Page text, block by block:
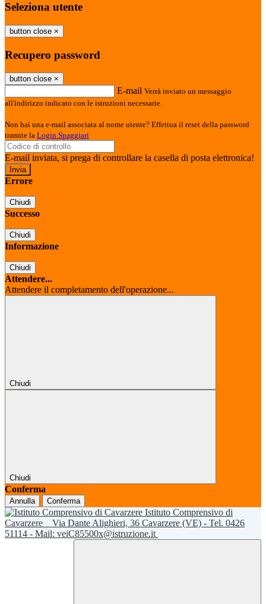
Seleziona utente
button close ×
Recupero password
button close ×
E-mail Verrà inviato un messaggio
all'indirizzo indicato con le istruzioni necessarie.
Non hai una e-mail associata al nome utente? Effettua il reset della password
tramite la Login Spaggiari
E-mail inviata, si prega di controllare la casella di posta elettronica!
Errore
Chiudi
Successo
Chiudi
Informazione
Chiudi
Attendere...
Attendere il completamento dell'operazione...
Chiudi
Chiudi
Conferma
Annulla Conferma
Istituto Comprensivo di
Cavarzere
Via Dante Alighieri, 36 Cavarzere (VE) - Tel. 0426
51114 - Mail: veiC85500x@istruzione.it